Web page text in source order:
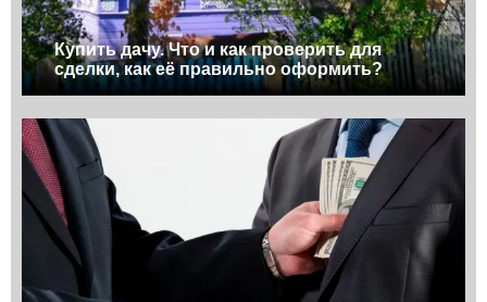
Купить дачу. Что и как проверить для
сделки, как её правильно оформить?